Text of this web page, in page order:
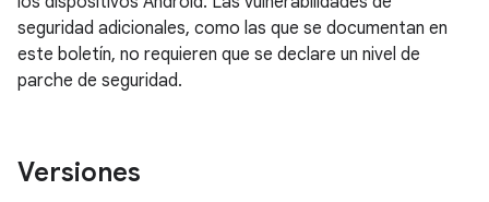
seguridad adicionales, como las que se documentan en
este boletín, no requieren que se declare un nivel de
parche de seguridad.
Versiones